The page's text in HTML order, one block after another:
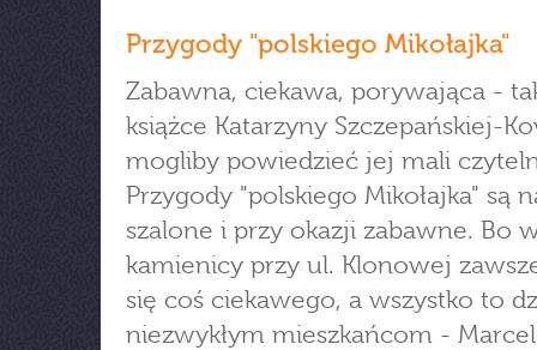
Przygody "polskiego Mikołajka"
Zabawna, ciekawa, porywająca -
książce Katarzyny Szczepańskiej-
mogliby powiedzieć jej mali
Przygody "polskiego Mikołajka" są
szalone i przy okazji zabawne. Bo
kamienicy przy ul. Klonowej
się coś ciekawego, a wszystko to
niezwykłym mieszkańcom -